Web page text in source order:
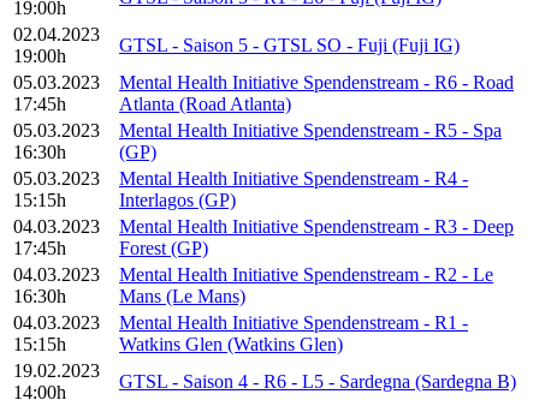
19:00h
02.04.2023
19:00h
GTSL - Saison 5 - GTSL SO - Fuji (Fuji IG)
05.03.2023
17:45h
Mental Health Initiative Spendenstream - R6 - Road
Atlanta (Road Atlanta)
05.03.2023
16:30h
Mental Health Initiative Spendenstream - R5 - Spa
(GP)
05.03.2023
15:15h
Mental Health Initiative Spendenstream - R4 -
Interlagos (GP)
04.03.2023
17:45h
Mental Health Initiative Spendenstream - R3 - Deep
Forest (GP)
04.03.2023
16:30h
Mental Health Initiative Spendenstream - R2 - Le
Mans (Le Mans)
04.03.2023
15:15h
Mental Health Initiative Spendenstream - R1 -
Watkins Glen (Watkins Glen)
19.02.2023
14:00h
GTSL - Saison 4 - R6 - L5 - Sardegna (Sardegna B)